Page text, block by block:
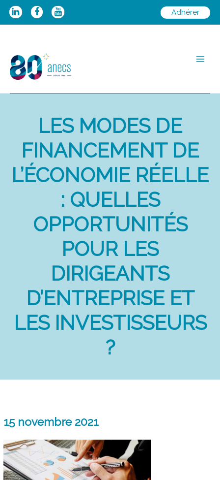
Aller
Adhérer
LES MODES DE
FINANCEMENT DE
L’ÉCONOMIE RÉELLE
: QUELLES
OPPORTUNITÉS
POUR LES
DIRIGEANTS
D’ENTREPRISE ET
LES INVESTISSEURS
?
15 novembre 2021